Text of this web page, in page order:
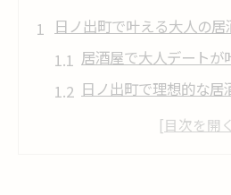
日ノ出町で叶える大人の居
居酒屋で大人デートが
日ノ出町で理想的な居